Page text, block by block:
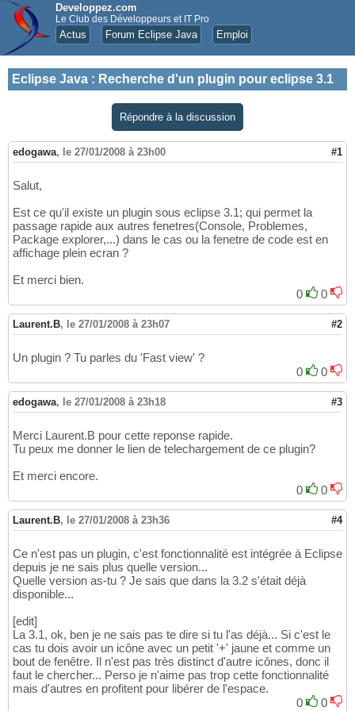
Developpez.com
Le Club des Développeurs et IT Pro
Actus Forum Eclipse Java Emploi
Eclipse Java : Recherche d'un plugin pour eclipse 3.1
Répondre à la discussion
edogawa, le 27/01/2008 à 23h00 #1
Salut,
Est ce qu'il existe un plugin sous eclipse 3.1; qui permet la
passage rapide aux autres fenetres(Console, Problemes,
Package explorer,...) dans le cas ou la fenetre de code est en
affichage plein ecran ?
Et merci bien.
0
0
Laurent.B, le 27/01/2008 à 23h07 #2
Un plugin ? Tu parles du 'Fast view' ?
0
0
edogawa, le 27/01/2008 à 23h18 #3
Merci Laurent.B pour cette reponse rapide.
Tu peux me donner le lien de telechargement de ce plugin?
Et merci encore.
0
0
Laurent.B, le 27/01/2008 à 23h36 #4
Ce n'est pas un plugin, c'est fonctionnalité est intégrée à Eclipse
depuis je ne sais plus quelle version...
Quelle version as-tu ? Je sais que dans la 3.2 s'était déjà
disponible...
[edit]
La 3.1, ok, ben je ne sais pas te dire si tu l'as déjà... Si c'est le
cas tu dois avoir un icône avec un petit '+' jaune et comme un
bout de fenêtre. Il n'est pas très distinct d'autre icônes, donc il
faut le chercher... Perso je n'aime pas trop cette fonctionnalité
mais d'autres en profitent pour libérer de l'espace.
0
0